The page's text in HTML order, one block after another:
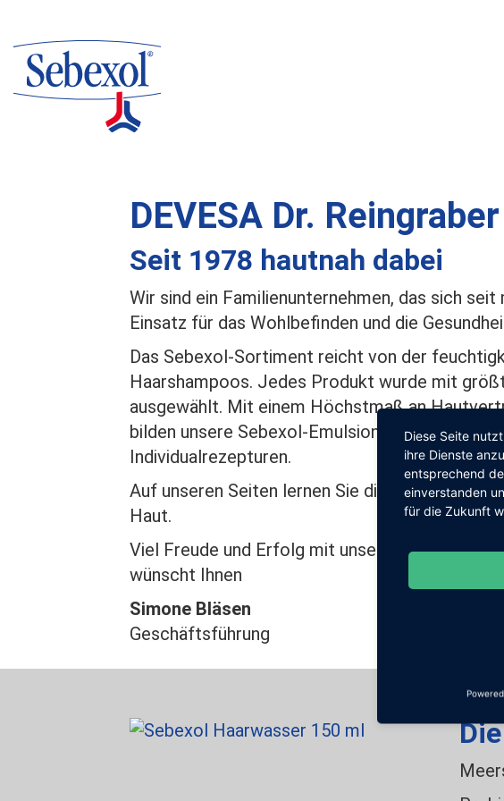
Direkt
zum
Inhalt
DEVESA Dr.
Seit 1978 hautnah dabei
Wir sind ein Familienunternehmen, das sich
Einsatz für das Wohlbefinden und die
Das Sebexol-Sortiment reicht von der
Haarshampoos. Jedes Produkt wurde mit
ausgewählt. Mit einem Höchstmaß an
bilden unsere Sebexol-Emulsionen vor allem
Individualrezepturen.
Auf unseren Seiten lernen Sie die Sebexol-
Haut.
Viel Freude und Erfolg mit unseren Produkten
wünscht Ihnen
Simone Bläsen
Geschäftsführung
Diese Seite
ihre Dienste
entsprechend
einverstanden
für die Zukunft